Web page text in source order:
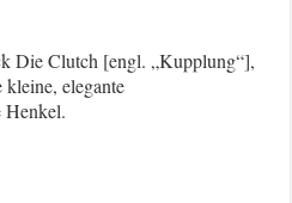
Die Clutch [engl. „Kupplung“],
elegante
Henkel.